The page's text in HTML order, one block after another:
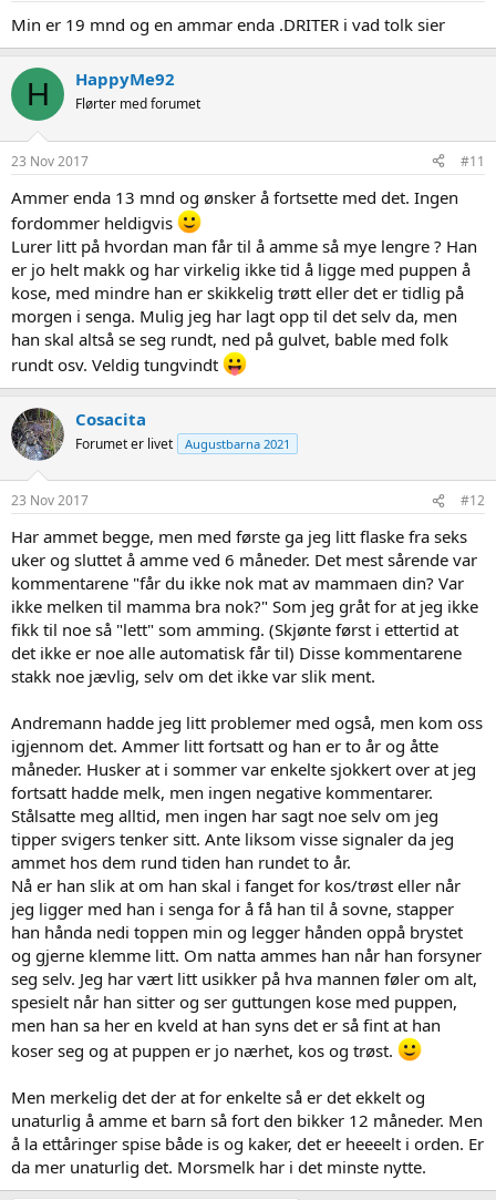
Min er 19 mnd og en ammar enda .DRITER i vad tolk sier
H HappyMe92
Flørter med forumet
23 Nov 2017 #11
Ammer enda 13 mnd og ønsker å fortsette med det. Ingen
fordommer heldigvis
Lurer litt på hvordan man får til å amme så mye lengre ? Han
er jo helt makk og har virkelig ikke tid å ligge med puppen å
kose, med mindre han er skikkelig trøtt eller det er tidlig på
morgen i senga. Mulig jeg har lagt opp til det selv da, men
han skal altså se seg rundt, ned på gulvet, bable med folk
rundt osv. Veldig tungvindt
Cosacita
Forumet er livet Augustbarna 2021
23 Nov 2017 #12
Har ammet begge, men med første ga jeg litt flaske fra seks
uker og sluttet å amme ved 6 måneder. Det mest sårende var
kommentarene "får du ikke nok mat av mammaen din? Var
ikke melken til mamma bra nok?" Som jeg gråt for at jeg ikke
fikk til noe så "lett" som amming. (Skjønte først i ettertid at
det ikke er noe alle automatisk får til) Disse kommentarene
stakk noe jævlig, selv om det ikke var slik ment.
Andremann hadde jeg litt problemer med også, men kom oss
igjennom det. Ammer litt fortsatt og han er to år og åtte
måneder. Husker at i sommer var enkelte sjokkert over at jeg
fortsatt hadde melk, men ingen negative kommentarer.
Stålsatte meg alltid, men ingen har sagt noe selv om jeg
tipper svigers tenker sitt. Ante liksom visse signaler da jeg
ammet hos dem rund tiden han rundet to år.
Nå er han slik at om han skal i fanget for kos/trøst eller når
jeg ligger med han i senga for å få han til å sovne, stapper
han hånda nedi toppen min og legger hånden oppå brystet
og gjerne klemme litt. Om natta ammes han når han forsyner
seg selv. Jeg har vært litt usikker på hva mannen føler om alt,
spesielt når han sitter og ser guttungen kose med puppen,
men han sa her en kveld at han syns det er så fint at han
koser seg og at puppen er jo nærhet, kos og trøst.
Men merkelig det der at for enkelte så er det ekkelt og
unaturlig å amme et barn så fort den bikker 12 måneder. Men
å la ettåringer spise både is og kaker, det er heeeelt i orden. Er
da mer unaturlig det. Morsmelk har i det minste nytte.